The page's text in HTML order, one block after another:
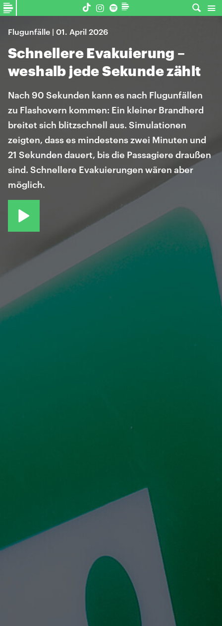
Flugunfälle | 01. April 2026
Schnellere Evakuierung –
weshalb jede Sekunde zählt
Nach 90 Sekunden kann es nach Flugunfällen
zu Flashovern kommen: Ein kleiner Brandherd
breitet sich blitzschnell aus. Simulationen
zeigten, dass es mindestens zwei Minuten und
21 Sekunden dauert, bis die Passagiere draußen
sind. Schnellere Evakuierungen wären aber
möglich.